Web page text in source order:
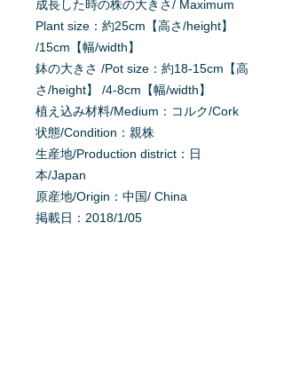
成長した時の株の大きさ/ Maximum
Plant size：約25cm【高さ/height】
/15cm【幅/width】
鉢の大きさ /Pot size：約18-15cm【高
さ/height】 /4-8cm【幅/width】
植え込み材料/Medium：コルク/Cork
状態/Condition：親株
生産地/Production district：日
本/Japan
原産地/Origin：中国/ China
掲載日：2018/1/05